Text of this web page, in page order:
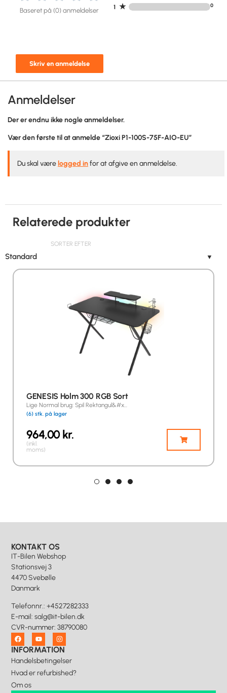
Baseret på (0) anmeldelser
Skriv en anmeldelse
1 ★ 0
Anmeldelser
Der er endnu ikke nogle anmeldelser.
Vær den første til at anmelde “Zioxi P1-100S-75F-AIO-EU”
Du skal værelogged infor at afgive en anmeldelse.
Relaterede produkter
SORTER EFTER
Standard ▼
GENESIS Holm 300 RGB Sort
Lige Normal brug: Spil Rektangul&#x…
(6) stk. på lager
964,00kr.
(inkl.
moms)
KONTAKT OS
IT-Bilen Webshop
Stationsvej 3
4470 Svebølle
Danmark
Telefonnr.: +4527282333
E-mail:salg@it-bilen.dk
CVR-nummer: 38790080
INFORMATION
Handelsbetingelser
Hvad er refurbished?
Om os